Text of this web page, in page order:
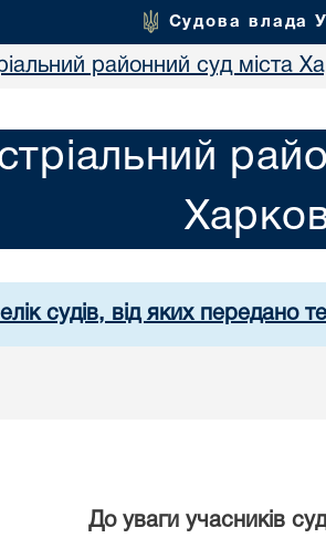
Судова влада
районний суд міста
судів, від яких передано
До уваги учасників